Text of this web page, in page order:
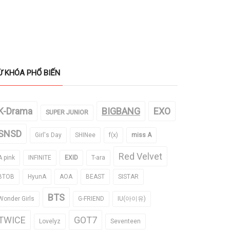
KHÓA PHỔ BIẾN
Drama SUPER JUNIOR BIGBANG EXO
Girl's Day SHINee f(x) miss A
pink INFINITE EXID T-ara Red Velvet
HyunA AOA BEAST SISTAR
Girls BTS G-FRIEND IU(아이유)
Lovelyz GOT7 Seventeen